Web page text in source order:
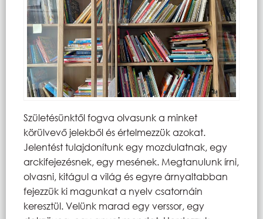
Születésünktől fogva olvasunk a minket
körülvevő jelekből és értelmezzük azokat.
Jelentést tulajdonítunk egy mozdulatnak, egy
arckifejezésnek, egy mesének. Megtanulunk írni,
olvasni, kitágul a világ és egyre árnyaltabban
fejezzük ki magunkat a nyelv csatornáin
keresztül. Velünk marad egy verssor, egy